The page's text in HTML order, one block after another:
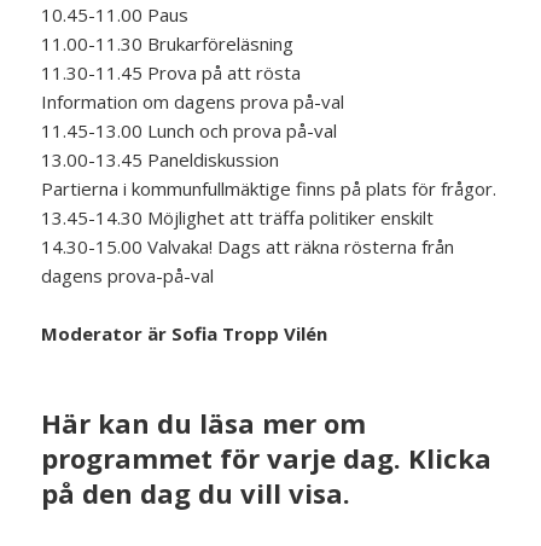
10.45-11.00 Paus
11.00-11.30 Brukarföreläsning
11.30-11.45 Prova på att rösta
Information om dagens prova på-val
11.45-13.00 Lunch och prova på-val
13.00-13.45 Paneldiskussion
Partierna i kommunfullmäktige finns på plats för frågor.
13.45-14.30 Möjlighet att träffa politiker enskilt
14.30-15.00 Valvaka! Dags att räkna rösterna från
dagens prova-på-val
Moderator är Sofia Tropp Vilén
Här kan du läsa mer om
programmet för varje dag. Klicka
på den dag du vill visa.